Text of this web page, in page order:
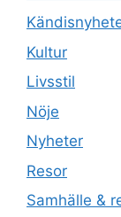
Kultur
Livsstil
Nöje
Nyheter
Resor
Samhälle &